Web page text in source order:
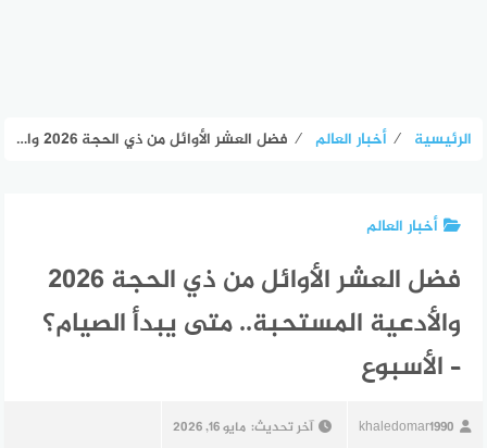
الرئيسية ⁄ أخبار العالم ⁄ فضل العشر الأوائل من ذي الحجة 2026 والأدعية المستحبة.. متى يبدأ الصيام؟ – الأسبوع
أخبار العالم
فضل العشر الأوائل من ذي الحجة 2026
والأدعية المستحبة.. متى يبدأ الصيام؟
– الأسبوع
khaledomar1990 آخر تحديث: مايو 16, 2026